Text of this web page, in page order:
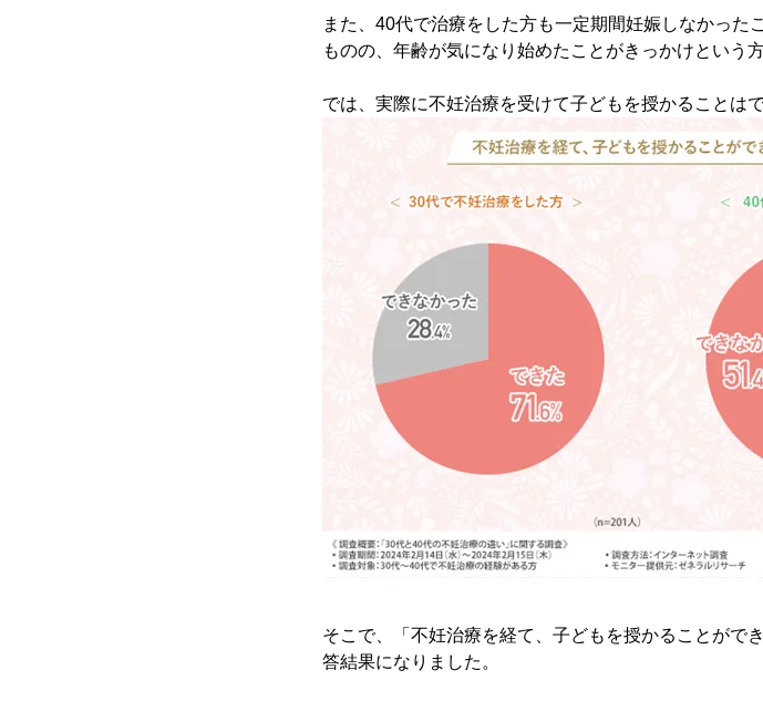
また、40代で治療をした方も一定期間妊娠しなかった
ものの、年齢が気になり始めたことがきっかけという
では、実際に不妊治療を受けて子どもを授かることは
そこで、「不妊治療を経て、子どもを授かることがで
答結果になりました。